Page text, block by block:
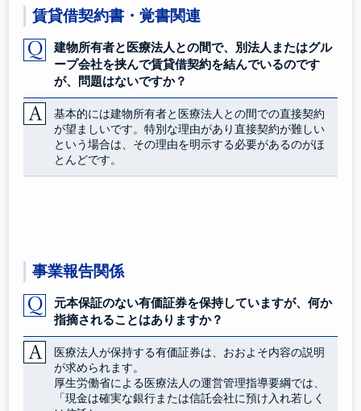
賃貸借契約書・覚書関連
建物所有者と医療法人との間で、別法人またはグル
ープ会社を挟んで賃貸借契約を結んでいるのです
が、問題はないですか？
基本的には建物所有者と医療法人との間での直接契約
が望ましいです。特別な理由があり直接契約が難しい
という場合は、その理由を明示する必要があるのがほ
とんどです。
事業報告関係
元本保証のない有価証券を保持していますが、何か
指摘されることはありますか？
医療法人が保持する有価証券は、おおよそ内容の説明
が求められます。
厚生労働省による医療法人の運営管理指導要綱では、
「現金は確実な銀行または信託会社に預け入れ若しく